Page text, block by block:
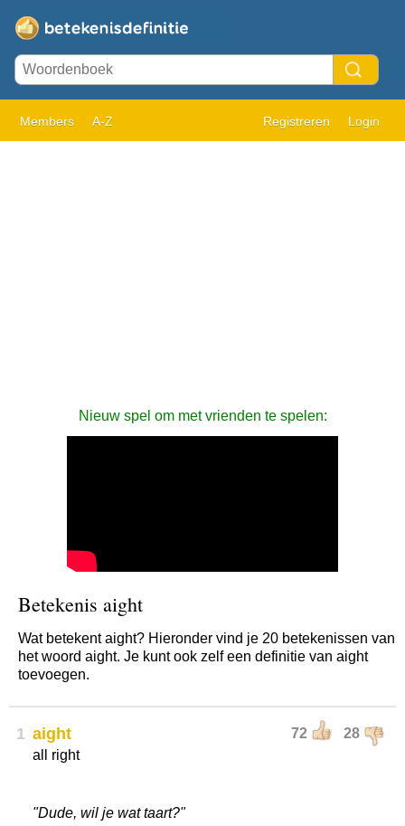
Members A-Z Registreren Login
Nieuw spel om met vrienden te spelen:
Betekenis aight
Wat betekent aight? Hieronder vind je 20 betekenissen van
het woord aight. Je kunt ook zelf een definitie van aight
toevoegen.
1 72 28
aight
all right
"Dude, wil je wat taart?"